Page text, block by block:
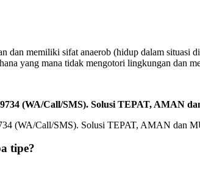
dan memiliki sifat anaerob (hidup dalam situasi
yang mana tidak mengotori lingkungan dan
(WA/Call/SMS). Solusi TEPAT, AMAN
tipe?